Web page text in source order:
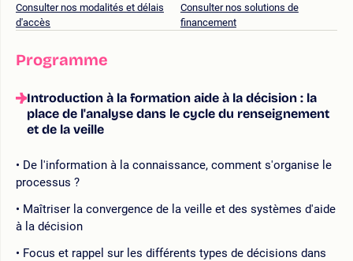
Consulter nos modalités et délais
d'accès
Consulter nos solutions de
financement
Programme
Introduction à la formation aide à la décision : la
place de l'analyse dans le cycle du renseignement
et de la veille
De l'information à la connaissance, comment s'organise le
processus ?
Maîtriser la convergence de la veille et des systèmes d'aide
à la décision
Focus et rappel sur les différents types de décisions dans